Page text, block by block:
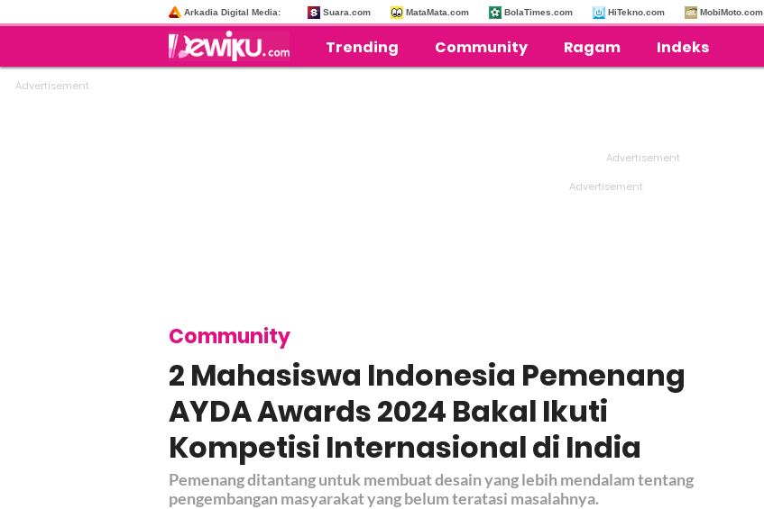
Arkadia Digital Media: Suara.com MataMata.com BolaTimes.com HiTekno.com MobiMoto.com
Trending Community Ragam Indeks
Community
2 Mahasiswa Indonesia Pemenang
AYDA Awards 2024 Bakal Ikuti
Kompetisi Internasional di India
Pemenang ditantang untuk membuat desain yang lebih mendalam tentang
pengembangan masyarakat yang belum teratasi masalahnya.